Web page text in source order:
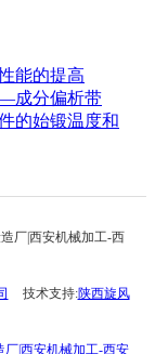
能的提高
成分偏析带
的始锻温度和
|西安机械加工-西
技术支持:陕西旋风
厂|西安机械加工-西安